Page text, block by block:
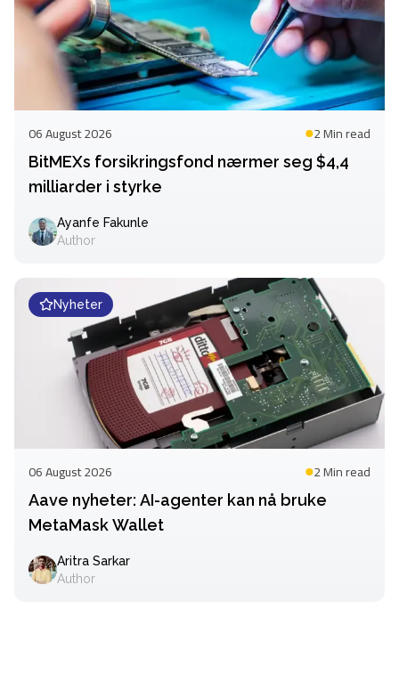
06 August 2026 2 Minread
BitMEXs forsikringsfond nærmer seg $4,4
milliarder i styrke
Ayanfe Fakunle
Author
Nyheter
06 August 2026 2 Minread
Aave nyheter: AI-agenter kan nå bruke
MetaMask Wallet
Aritra Sarkar
Author